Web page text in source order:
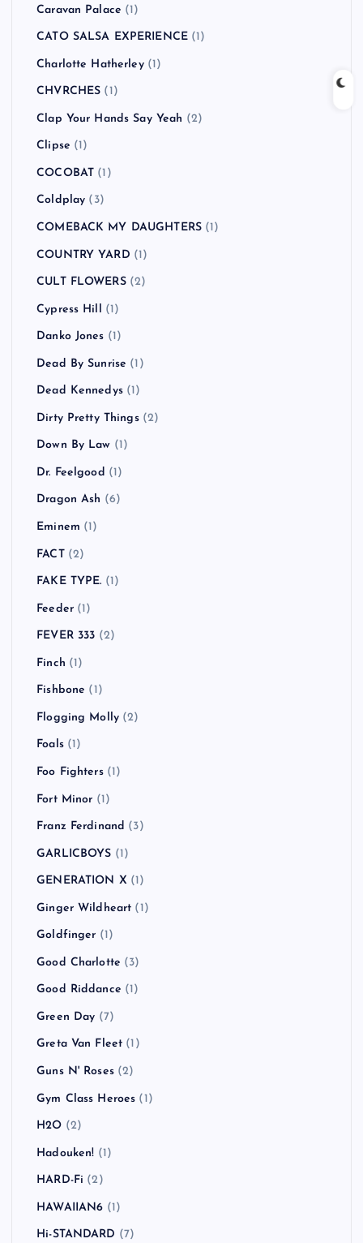
Caravan Palace (1)
CATO SALSA EXPERIENCE (1)
Charlotte Hatherley(1)
CHVRCHES (1)
Clap Your Hands Say Yeah (2)
Clipse (1)
COCOBAT (1)
Coldplay (3)
COMEBACK MY DAUGHTERS (1)
COUNTRY YARD (1)
CULT FLOWERS(2)
Cypress Hill (1)
Danko Jones (1)
Dead By Sunrise (1)
Dead Kennedys(1)
Dirty Pretty Things(2)
Down By Law (1)
Dr. Feelgood (1)
Dragon Ash (6)
Eminem (1)
FACT(2)
FAKE TYPE. (1)
Feeder(1)
FEVER 333 (2)
Finch (1)
Fishbone (1)
Flogging Molly (2)
Foals(1)
Foo Fighters(1)
Fort Minor (1)
Franz Ferdinand (3)
GARLICBOYS (1)
GENERATION X (1)
Ginger Wildheart (1)
Goldfinger (1)
Good Charlotte (3)
Good Riddance (1)
Green Day (7)
Greta Van Fleet (1)
Guns N' Roses(2)
Gym Class Heroes (1)
H2O (2)
Hadouken! (1)
HARD-Fi (2)
HAWAIIAN6 (1)
Hi-STANDARD (7)